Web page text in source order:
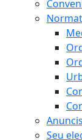
Seu